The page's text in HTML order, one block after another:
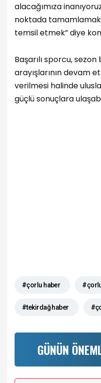
alacağımıza
noktada tamamlamak
temsil etmek” diye
Başarılı sporcu,
arayışlarının devam
verilmesi halinde
güçlü sonuçlara
#çorlu haber
#tekirdağ haber
GÜNÜN